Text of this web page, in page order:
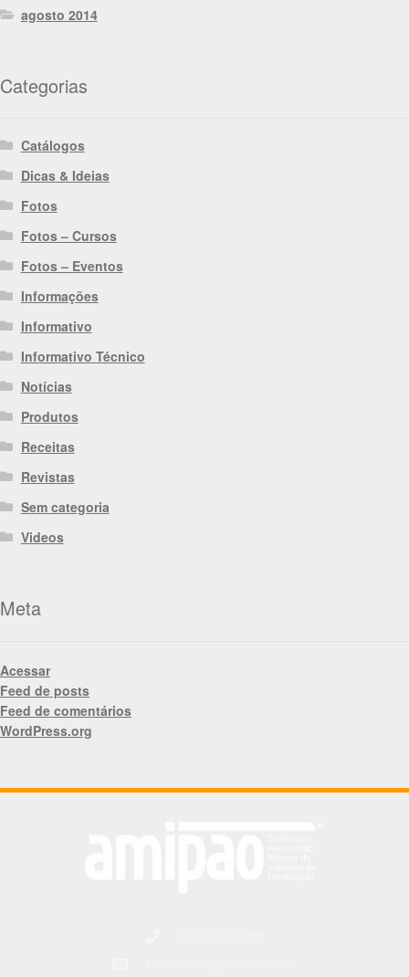
agosto 2014
Categorias
Catálogos
Dicas & Ideias
Fotos
Fotos – Cursos
Fotos – Eventos
Informações
Informativo
Informativo Técnico
Notícias
Produtos
Receitas
Revistas
Sem categoria
Videos
Meta
Acessar
Feed de posts
Feed de comentários
WordPress.org